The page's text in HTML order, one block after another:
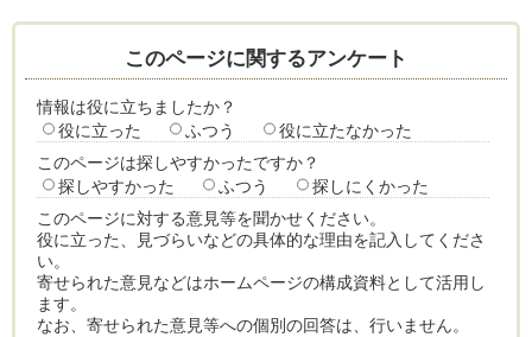
このページに関するアンケート
情報は役に立ちましたか？
役に立った
ふつう
役に立たなかった
このページは探しやすかったですか？
探しやすかった
ふつう
探しにくかった
このページに対する意見等を聞かせください。
役に立った、見づらいなどの具体的な理由を記入してくださ
い。
寄せられた意見などはホームページの構成資料として活用し
ます。
なお、寄せられた意見等への個別の回答は、行いません。